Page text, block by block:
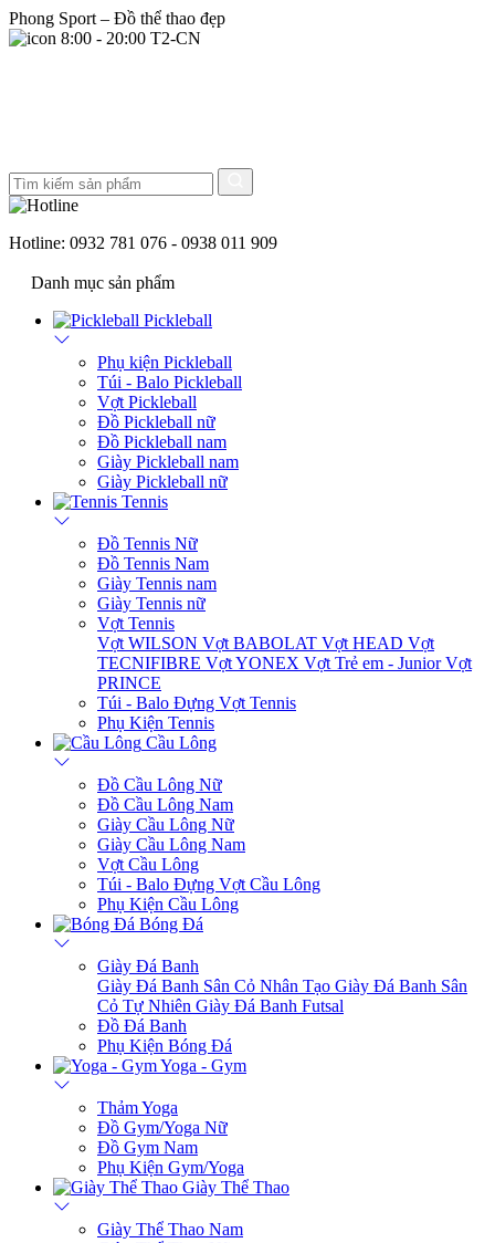
Phong Sport – Đồ thể thao đẹp
8:00 - 20:00 T2-CN
Hotline: 0932 781 076 - 0938 011 909
Danh mục sản phẩm
Pickleball
Phụ kiện Pickleball
Túi - Balo Pickleball
Vợt Pickleball
Đồ Pickleball nữ
Đồ Pickleball nam
Giày Pickleball nam
Giày Pickleball nữ
Tennis
Đồ Tennis Nữ
Đồ Tennis Nam
Giày Tennis nam
Giày Tennis nữ
Vợt Tennis
Vợt WILSON Vợt BABOLAT Vợt HEAD Vợt
TECNIFIBRE Vợt YONEX Vợt Trẻ em - JuniorVợt
PRINCE
Túi - Balo Đựng Vợt Tennis
Phụ Kiện Tennis
Cầu Lông
Đồ Cầu Lông Nữ
Đồ Cầu Lông Nam
Giày Cầu Lông Nữ
Giày Cầu Lông Nam
Vợt Cầu Lông
Túi - Balo Đựng Vợt Cầu Lông
Phụ Kiện Cầu Lông
Bóng Đá
Giày Đá Banh
Giày Đá Banh Sân Cỏ Nhân Tạo Giày Đá Banh Sân
Cỏ Tự Nhiên Giày Đá Banh Futsal
Đồ Đá Banh
Phụ Kiện Bóng Đá
Yoga - Gym
Thảm Yoga
Đồ Gym/Yoga Nữ
Đồ Gym Nam
Phụ Kiện Gym/Yoga
Giày Thể Thao
Giày Thể Thao Nam